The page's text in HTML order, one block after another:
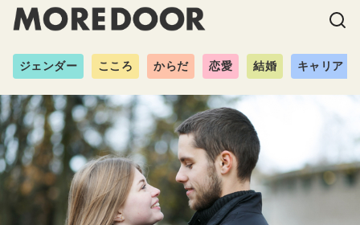
ジェンダー こころ からだ 恋愛 結婚 キャリア